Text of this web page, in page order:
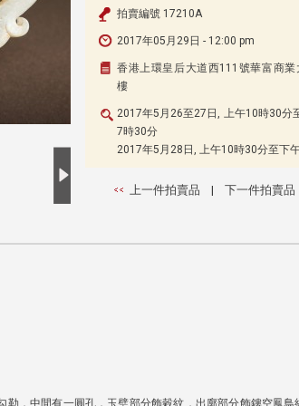
拍賣編號 17210A
2017年05月29日 - 12:00 pm
香港上環皇后大道西111號華富商業
樓
2017年5月26至27日, 上午10時30分
7時30分
2017年5月28日, 上午10時30分至下
上一件拍賣品 | 下一件拍賣品
勒，中間有一圓孔，玉璧部分飾穀紋，出廓部分飾鏤空鳳鳥